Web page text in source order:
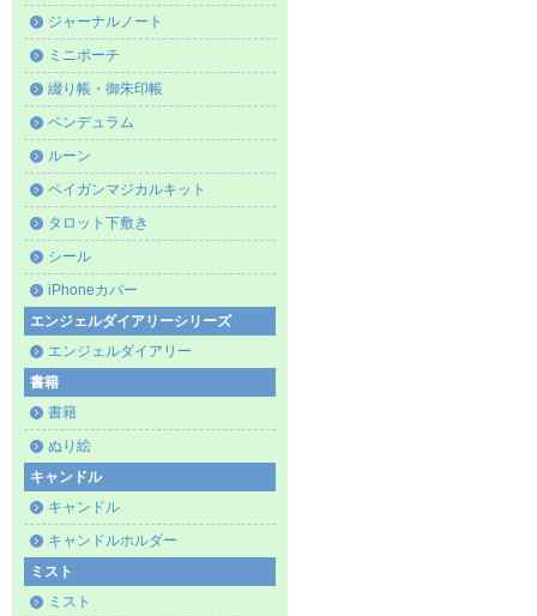
ジャーナルノート
ミニポーチ
綴り帳・御朱印帳
ペンデュラム
ルーン
ペイガンマジカルキット
タロット下敷き
シール
iPhoneカバー
エンジェルダイアリーシリーズ
エンジェルダイアリー
書籍
書籍
ぬり絵
キャンドル
キャンドル
キャンドルホルダー
ミスト
ミスト